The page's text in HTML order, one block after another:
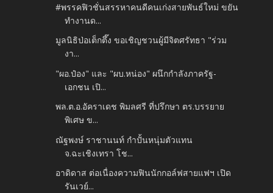
#พรรคฟิวชั่นสรรหาคนดีคนเก่งสายพันธ์ใหม่ ขยัน
ทำงานด...
มูลนิธิป่อเต็กตึ๊ง ขอเชิญชวนผู้มีจิตศรัทธา "ร่วม
งา...
"ผอ.ป๋อง" และ "ผบ.หน่อง" ผนึกกำลังภาครัฐ-
เอกชน เปิ...
พล.ต.อ.อัคราเดช พิมลศรี ที่ปรึกษา ตร.บรรยาย
พิเศษ ข...
ณัฐพงษ์ ราชานนท์ กำปั้นหนุ่มตัวแทน
จ.ฉะเชิงเทรา โช...
อาดิดาส ต่อเนื่องความฟินนักกอล์ฟสายแฟฯ เปิด
รันเวย์...